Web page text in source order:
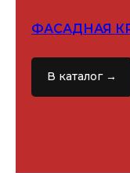
ФАСАДНАЯ
В каталог →